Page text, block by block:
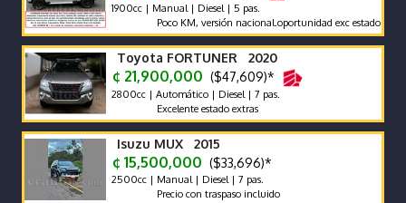
1900cc | Manual | Diesel | 5 pas.
Poco KM, versión nacional.oportunidad exc estado
Toyota FORTUNER 2020
¢ 21,900,000 ($47,609)*
2800cc | Automático | Diesel | 7 pas.
Excelente estado extras
Isuzu MUX 2015
¢ 15,500,000 ($33,696)*
2500cc | Manual | Diesel | 7 pas.
Precio con traspaso incluido